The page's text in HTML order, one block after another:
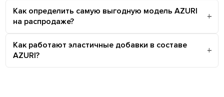
Как определить самую выгодную модель AZURI
на распродаже?
Как работают эластичные добавки в составе
AZURI?